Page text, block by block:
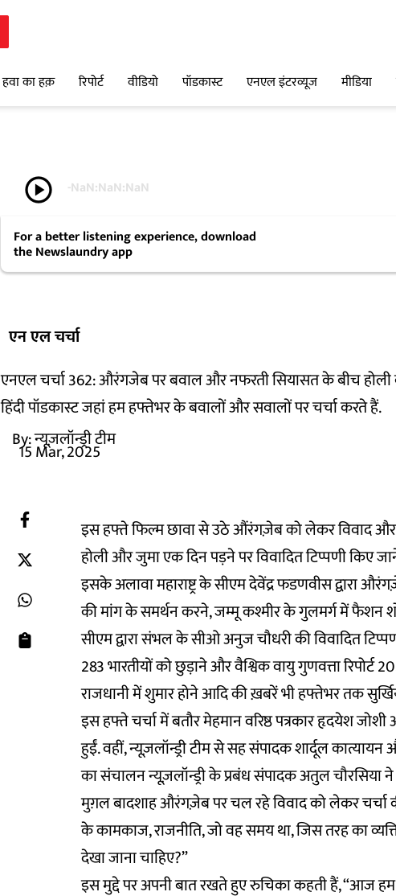
हवा का हक़ रिपोर्ट वीडियो पॉडकास्ट एनएल इंटरव्यूज मीडिया
play_circle -NaN:NaN:NaN
For a better listening experience, download
the Newslaundry app
एन एल चर्चा
एनएल चर्चा 362: औरंगजेब पर बवाल और नफरती सियासत के बीच होली
हिंदी पॉडकास्ट जहां हम हफ्तेभर के बवालों और सवालों पर चर्चा करते हैं.
By:न्यूज़लॉन्ड्री टीम
15 Mar, 2025
इस हफ्ते फिल्म छावा से उठे औंरंगज़ेब को लेकर विवाद
होली और जुमा एक दिन पड़ने पर विवादित टिप्पणी किए
इसके अलावा महाराष्ट्र के सीएम देवेंद्र फडणवीस द्वारा
की मांग के समर्थन करने, जम्मू कश्मीर के गुलमर्ग में फैशन
सीएम द्वारा संभल के सीओ अनुज चौधरी की विवादित
283 भारतीयों को छुड़ाने और वैश्विक वायु गुणवत्ता रिपोर्ट
राजधानी में शुमार होने आदि की ख़बरें भी हफ्तेभर तक
इस हफ्ते चर्चा में बतौर मेहमान वरिष्ठ पत्रकार हृदयेश
हुईं. वहीं, न्यूज़लॉन्ड्री टीम से सह संपादक शार्दूल
का संचालन न्यूज़लॉन्ड्री के प्रबंध संपादक अतुल चौरसिया
मुग़ल बादशाह औरंगज़ेब पर चल रहे विवाद को लेकर
के कामकाज, राजनीति, जो वह समय था, जिस तरह का
देखा जाना चाहिए?”
इस मुद्दे पर अपनी बात रखते हुए रुचिका कहती हैं, “आज